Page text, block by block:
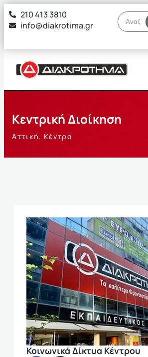
στο
περιεχόμενο
210 413 3810
info@diakrotima.gr
Κεντρική Διοίκηση
Αττική, Κέντρα
Κοινωνικά Δίκτυα Κέντρου